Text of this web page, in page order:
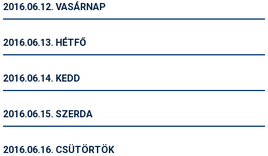
Sífelszerelés
Símánia
2016.06.12. VASÁRNAP
2016.06.13. HÉTFŐ
2016.06.14. KEDD
2016.06.15. SZERDA
2016.06.16. CSÜTÖRTÖK